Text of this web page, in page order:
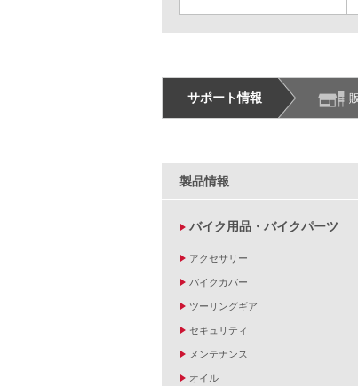
サポート情報
製品情報
バイク用品・バイクパーツ
アクセサリー
バイクカバー
ツーリングギア
セキュリティ
メンテナンス
オイル